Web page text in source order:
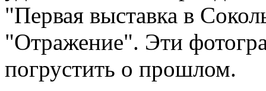
"Первая выставка в
"Отражение". Эти
погрустить о прошлом.